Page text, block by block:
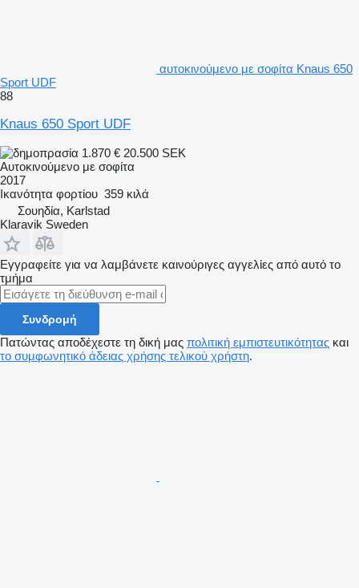
αυτοκινούμενο με σοφίτα Knaus 650
Sport UDF
88
Knaus 650 Sport UDF
1.870 € 20.500 SEK
Αυτοκινούμενο με σοφίτα
2017
Ικανότητα φορτίου 359 κιλά
Σουηδία, Karlstad
Klaravik Sweden
Εγγραφείτε για να λαμβάνετε καινούριγες αγγελίες από αυτό το
τμήμα
Συνδρομή
Πατώντας αποδέχεστε τη δική μας πολιτική εμπιστευτικότητας και
το συμφωνητικό άδειας χρήσης τελικού χρήστη.